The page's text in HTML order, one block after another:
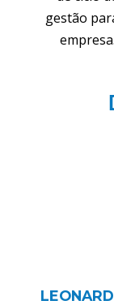
gestão
empresa.